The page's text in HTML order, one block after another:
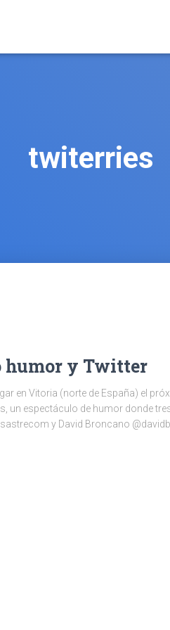
twiterries
humor y Twitter
en Vitoria (norte de España) el
un espectáculo de humor donde
y David Broncano